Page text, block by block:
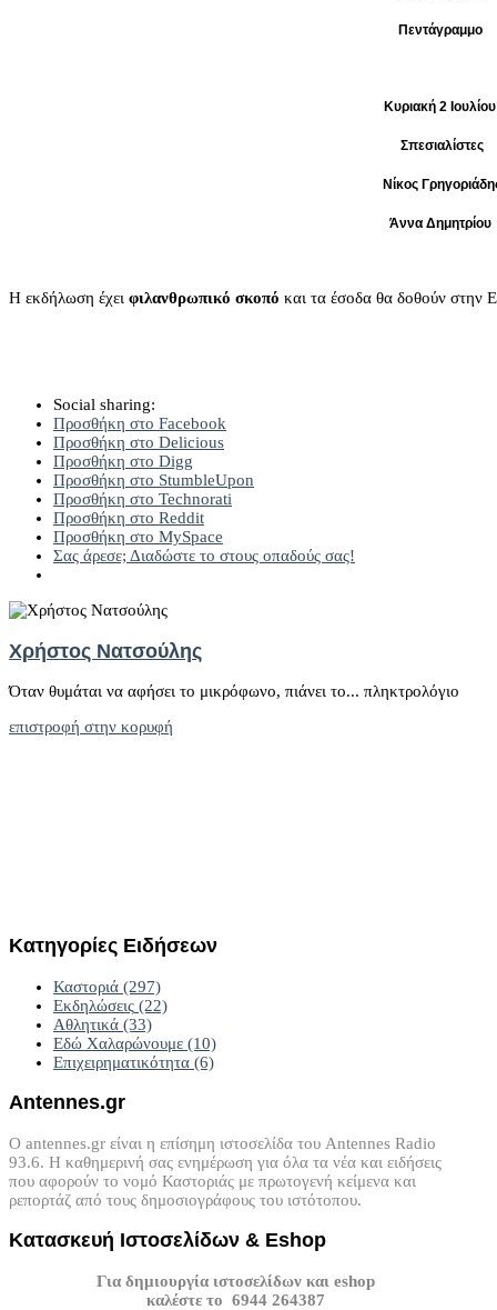
Πεντάγραμμο
Κυριακή 2 Ιουλίου
Σπεσιαλίστες
Νίκος
Άννα Δημητρίου
Η εκδήλωση έχει φιλανθρωπικό σκοπό και τα έσοδα θα δοθούν στην
Social sharing:
Προσθήκη στο Facebook
Προσθήκη στο Delicious
Προσθήκη στο Digg
Προσθήκη στο StumbleUpon
Προσθήκη στο Technorati
Προσθήκη στο Reddit
Προσθήκη στο MySpace
Σας άρεσε; Διαδώστε το στους οπαδούς σας!
Χρήστος Νατσούλης
Όταν θυμάται να αφήσει το μικρόφωνο, πιάνει το... πληκτρολόγιο
επιστροφή στην κορυφή
Κατηγορίες Ειδήσεων
Καστοριά (297)
Εκδηλώσεις (22)
Αθλητικά (33)
Εδώ Χαλαρώνουμε (10)
Επιχειρηματικότητα (6)
Antennes.gr
Ο antennes.gr είναι η επίσημη ιστοσελίδα του Antennes Radio
93.6. Η καθημερινή σας ενημέρωση για όλα τα νέα και ειδήσεις
που αφορούν το νομό Καστοριάς με πρωτογενή κείμενα και
ρεπορτάζ από τους δημοσιογράφους του ιστότοπου.
Κατασκευή Ιστοσελίδων & Eshop
Για δημιουργία ιστοσελίδων και eshop
καλέστε το 6944 264387